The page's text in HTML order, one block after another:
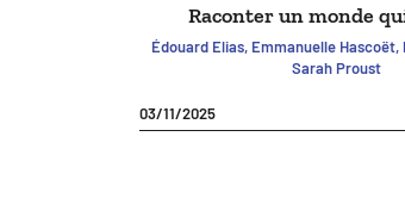
Raconter un monde
Édouard Elias, Emmanuelle Hascoët,
Sarah Proust
03/11/2025